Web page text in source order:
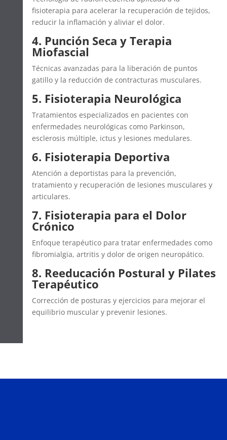
fisioterapia para acelerar la recuperación de tejidos,
reducir la inflamación y aliviar el dolor.
4. Punción Seca y Terapia
Miofascial
Técnicas avanzadas para la liberación de puntos
gatillo y la reducción de contracturas musculares.
5. Fisioterapia Neurológica
Tratamientos especializados en pacientes con
enfermedades neurológicas como Parkinson,
esclerosis múltiple, ictus y lesiones medulares.
6. Fisioterapia Deportiva
Atención a deportistas para la prevención,
tratamiento y recuperación de lesiones musculares y
articulares.
7. Fisioterapia para el Dolor
Crónico
Enfoque terapéutico para tratar enfermedades como
fibromialgia, artritis y dolor de origen neuropático.
8. Reeducación Postural y Pilates
Terapéutico
Corrección de posturas y ejercicios para mejorar el
equilibrio muscular y prevenir lesiones.